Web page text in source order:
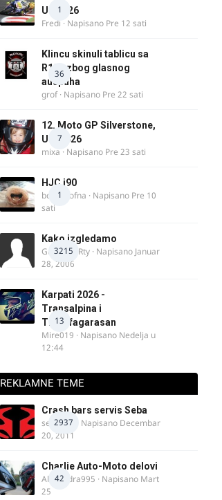
1
UK 2026
Fredi · Napisano Pre 12 sati
36
Klincu skinuli tablicu sa
R125 zbog glasnog
auspuha
grof· Napisano Pre 22 sati
7
12. Moto GP Silverstone,
UK, 2026
mixa · Napisano Pre 23 sati
1
HJC i90
bobi_krofna · Napisano Pre 10
sati
3215
Kako izgledamo
Guest diRRty · Napisano Januar
28, 2006
13
Karpati 2026 -
Transalpina i
Transfagarasan
Mire019 · Napisano Nedelja u
12:44
REKLAMNE TEME
2937
Crash bars servis Seba
seba011 · Napisano Decembar
20, 2011
42
Charlie Auto-Moto delovi
Alexandra995 · Napisano Mart
25